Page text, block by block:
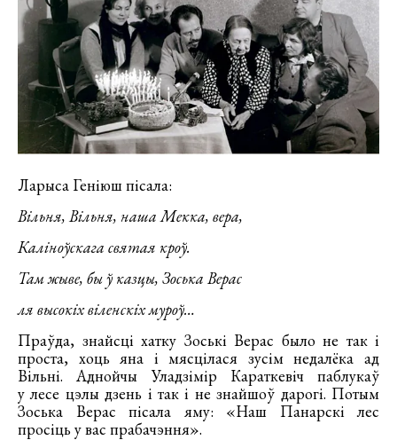
Ларыса Геніюш пісала:
Вільня, Вільня, наша Мекка, вера,
Каліноўскага святая кроў.
Там жыве, бы ў казцы, Зоська Верас
ля высокіх віленскіх муроў…
Праўда, знайсці хатку Зоські Верас было не так і
проста, хоць яна і мясцілася зусім недалёка ад
Вільні. Аднойчы Уладзімір Караткевіч паблукаў
у лесе цэлы дзень і так і не знайшоў дарогі. Потым
Зоська Верас пісала яму: «Наш Панарскі лес
просіць у вас прабачэння».